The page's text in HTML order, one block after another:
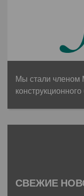
Мы стали членом
СВЕЖИЕ